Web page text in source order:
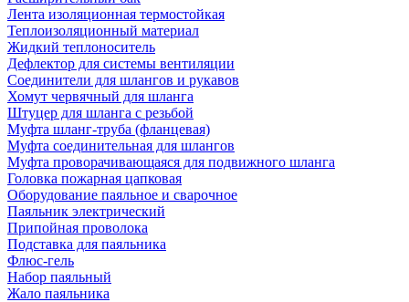
Лента изоляционная термостойкая
Теплоизоляционный материал
Жидкий теплоноситель
Дефлектор для системы вентиляции
Соединители для шлангов и рукавов
Хомут червячный для шланга
Штуцер для шланга с резьбой
Муфта шланг-труба (фланцевая)
Муфта соединительная для шлангов
Муфта проворачивающаяся для подвижного шланга
Головка пожарная цапковая
Оборудование паяльное и сварочное
Паяльник электрический
Припойная проволока
Подставка для паяльника
Флюс-гель
Набор паяльный
Жало паяльника